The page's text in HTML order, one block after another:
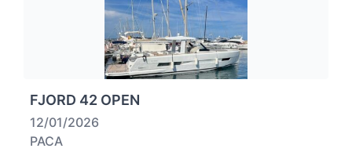
FJORD 42 OPEN
12/01/2026
PACA